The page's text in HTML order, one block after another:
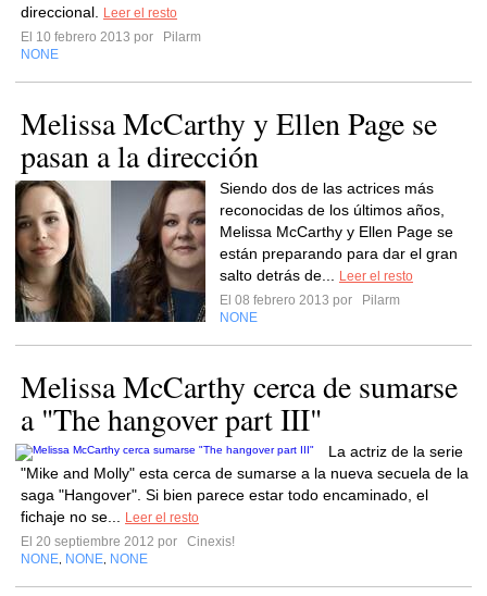
direccional.
Leer el resto
El 10 febrero 2013 por
Pilarm
NONE
Melissa McCarthy y Ellen Page se
pasan a la dirección
Siendo dos de las actrices más
reconocidas de los últimos años,
Melissa McCarthy y Ellen Page se
están preparando para dar el gran
salto detrás de...
Leer el resto
El 08 febrero 2013 por
Pilarm
NONE
Melissa McCarthy cerca de sumarse
a "The hangover part III"
La actriz de la serie
"Mike and Molly" esta cerca de sumarse a la nueva secuela de la
saga "Hangover". Si bien parece estar todo encaminado, el
fichaje no se...
Leer el resto
El 20 septiembre 2012 por
Cinexis!
NONE NONE NONE